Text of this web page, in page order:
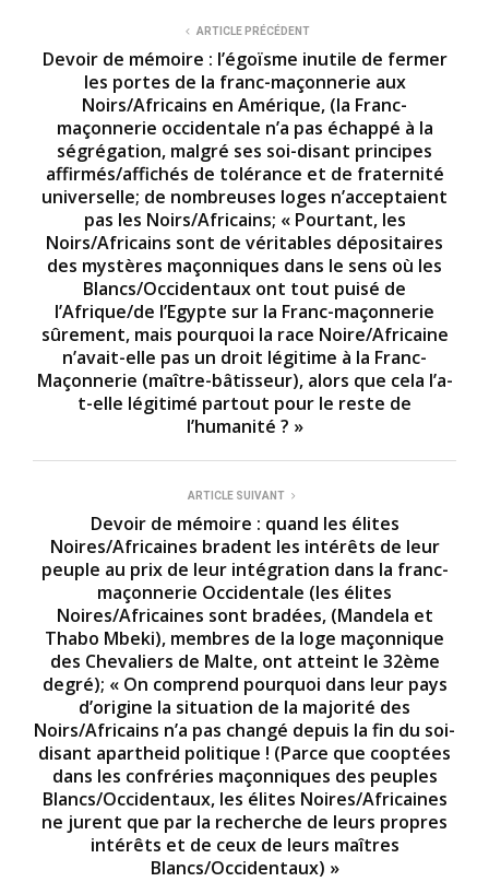
ARTICLE PRÉCÉDENT
Devoir de mémoire : l’égoïsme inutile de fermer
les portes de la franc-maçonnerie aux
Noirs/Africains en Amérique, (la Franc-
maçonnerie occidentale n’a pas échappé à la
ségrégation, malgré ses soi-disant principes
affirmés/affichés de tolérance et de fraternité
universelle; de nombreuses loges n’acceptaient
pas les Noirs/Africains; « Pourtant, les
Noirs/Africains sont de véritables dépositaires
des mystères maçonniques dans le sens où les
Blancs/Occidentaux ont tout puisé de
l’Afrique/de l’Egypte sur la Franc-maçonnerie
sûrement, mais pourquoi la race Noire/Africaine
n’avait-elle pas un droit légitime à la Franc-
Maçonnerie (maître-bâtisseur), alors que cela l’a-
t-elle légitimé partout pour le reste de
l’humanité ? »
ARTICLE SUIVANT
Devoir de mémoire : quand les élites
Noires/Africaines bradent les intérêts de leur
peuple au prix de leur intégration dans la franc-
maçonnerie Occidentale (les élites
Noires/Africaines sont bradées, (Mandela et
Thabo Mbeki), membres de la loge maçonnique
des Chevaliers de Malte, ont atteint le 32ème
degré); « On comprend pourquoi dans leur pays
d’origine la situation de la majorité des
Noirs/Africains n’a pas changé depuis la fin du soi-
disant apartheid politique ! (Parce que cooptées
dans les confréries maçonniques des peuples
Blancs/Occidentaux, les élites Noires/Africaines
ne jurent que par la recherche de leurs propres
intérêts et de ceux de leurs maîtres
Blancs/Occidentaux) »